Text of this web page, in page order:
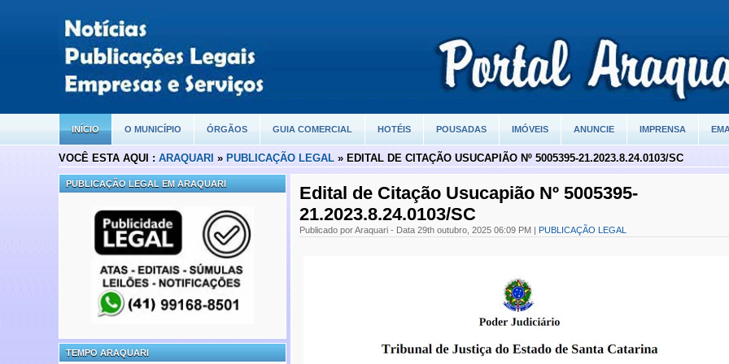
INÍCIO O MUNICÍPIO ÓRGÃOS GUIA COMERCIAL HOTÉIS POUSADAS IMÓVEIS ANUNCIE IMPRENSA
VOCÊ ESTA AQUI : ARAQUARI » PUBLICAÇÃO LEGAL » EDITAL DE CITAÇÃO USUCAPIÃO Nº 5005395-21.2023.8.24.0103/SC
PUBLICAÇÃO LEGAL EM ARAQUARI
TEMPO ARAQUARI
Edital de Citação Usucapião Nº 5005395-
21.2023.8.24.0103/SC
Publicado por Araquari - Data 29th outubro, 2025 06:09 PM | PUBLICAÇÃO LEGAL